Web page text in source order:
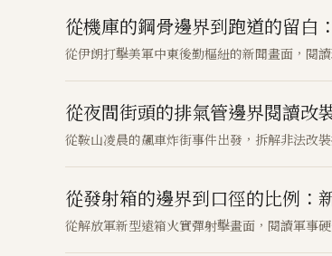
從機庫的鋼骨邊界到跑道的留白
從伊朗打擊美軍中東後勤樞紐的新聞畫面，閱
從夜間街頭的排氣管邊界閱讀改
從鞍山凌晨的飆車炸街事件出發，拆解非法改
從發射箱的邊界到口徑的比例：
從解放軍新型遠箱火實彈射擊畫面，閱讀軍事